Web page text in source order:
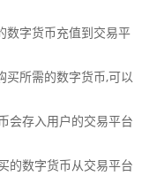
数字货币充值到交易平
买所需的数字货币,可以
会存入用户的交易平台
的数字货币从交易平台